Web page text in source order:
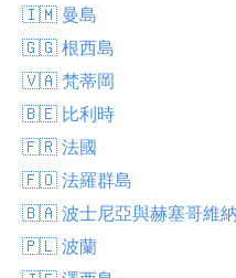
🇮🇲 曼島
🇬🇬 根西島
🇻🇦 梵蒂岡
🇧🇪 比利時
🇫🇷 法國
🇫🇴 法羅群島
🇧🇦 波士尼亞與赫塞哥維納
🇵🇱 波蘭